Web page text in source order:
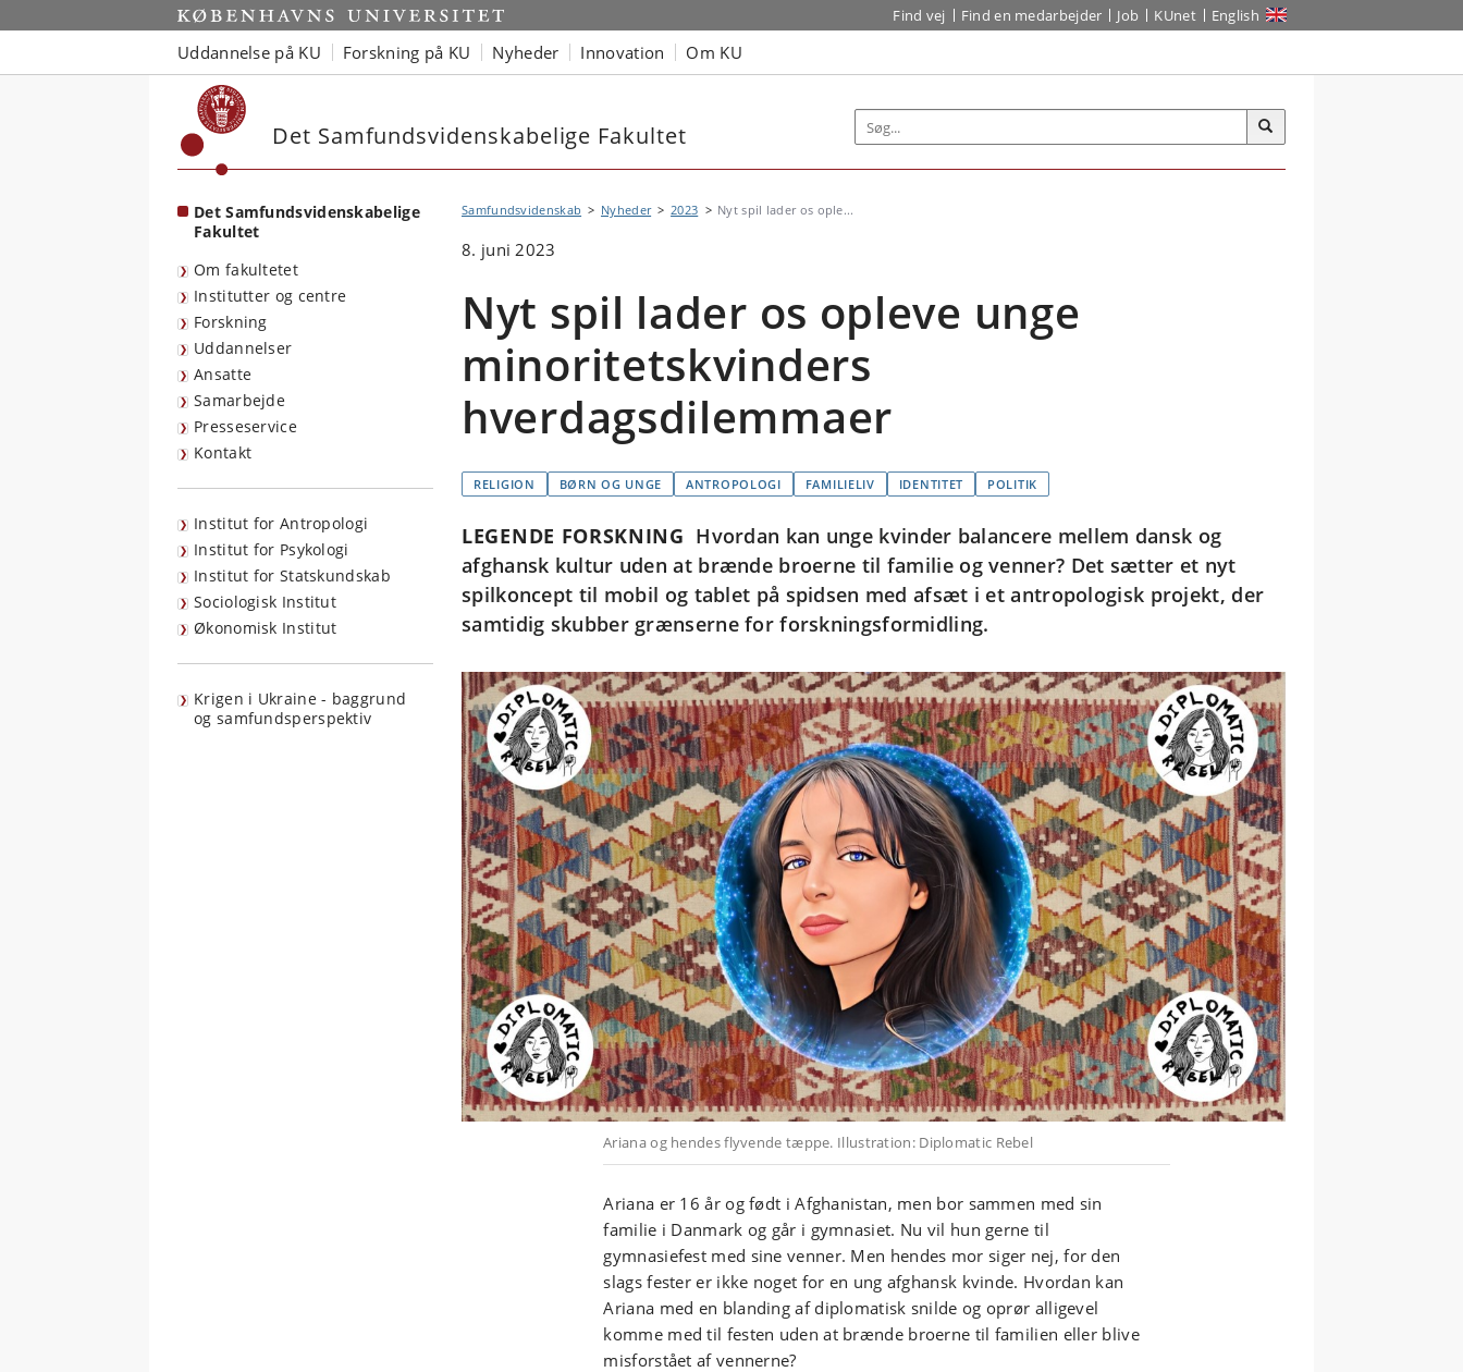
Start Find vej Find en medarbejder Job KUnet English
Uddannelse på KU Forskning på KU Nyheder Innovation Om KU
Det Samfundsvidenskabelige Fakultet
Det Samfundsvidenskabelige
Fakultet
Om fakultetet
Institutter og centre
Forskning
Uddannelser
Ansatte
Samarbejde
Presseservice
Kontakt
Institut for Antropologi
Institut for Psykologi
Institut for Statskundskab
Sociologisk Institut
Økonomisk Institut
Krigen i Ukraine - baggrund
og samfundsperspektiv
Samfundsvidenskab Nyheder 2023 Nyt spil lader os ople...
8. juni 2023
Nyt spil lader os opleve unge
minoritetskvinders
hverdagsdilemmaer
RELIGION BØRN OG UNGE ANTROPOLOGI FAMILIELIV IDENTITET POLITIK
LEGENDE FORSKNING Hvordan kan unge kvinder balancere mellem dansk og
afghansk kultur uden at brænde broerne til familie og venner? Det sætter et nyt
spilkoncept til mobil og tablet på spidsen med afsæt i et antropologisk projekt, der
samtidig skubber grænserne for forskningsformidling.
Ariana og hendes flyvende tæppe. Illustration: Diplomatic Rebel
Ariana er 16 år og født i Afghanistan, men bor sammen med sin
familie i Danmark og går i gymnasiet. Nu vil hun gerne til
gymnasiefest med sine venner. Men hendes mor siger nej, for den
slags fester er ikke noget for en ung afghansk kvinde. Hvordan kan
Ariana med en blanding af diplomatisk snilde og oprør alligevel
komme med til festen uden at brænde broerne til familien eller blive
misforstået af vennerne?